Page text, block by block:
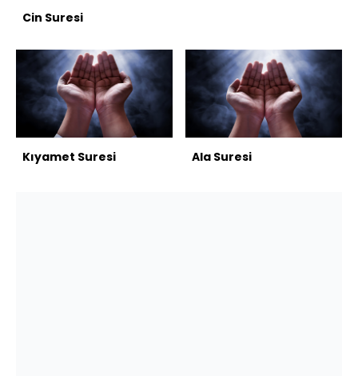
Cin Suresi
Kıyamet Suresi Ala Suresi